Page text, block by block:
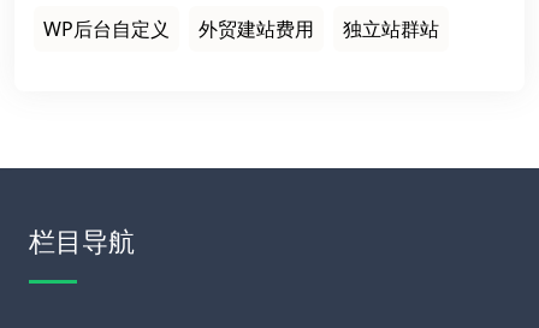
WP后台自定义 外贸建站费用 独立站群站
栏目导航